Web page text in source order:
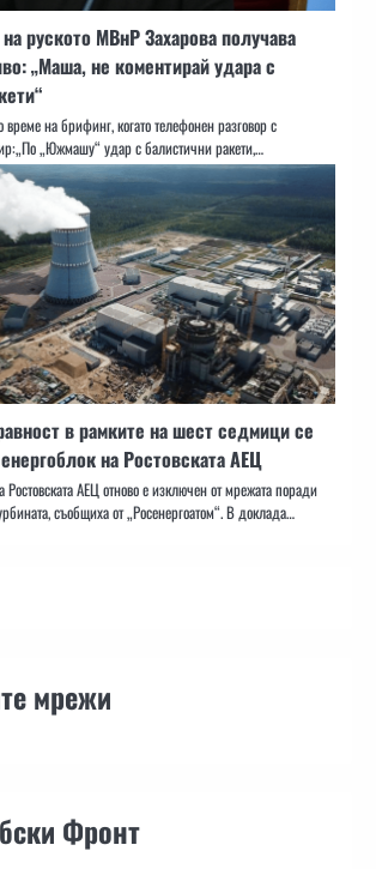
руското МВнР Захарова получава
„Маша, не коментирай удара с
на брифинг, когато телефонен разговор с
„Южмашу“ удар с балистични ракети,…
в рамките на шест седмици се
на Ростовската АЕЦ
АЕЦ отново е изключен от мрежата поради
съобщиха от „Росенергоатом“. В доклада…
мрежи
Фронт